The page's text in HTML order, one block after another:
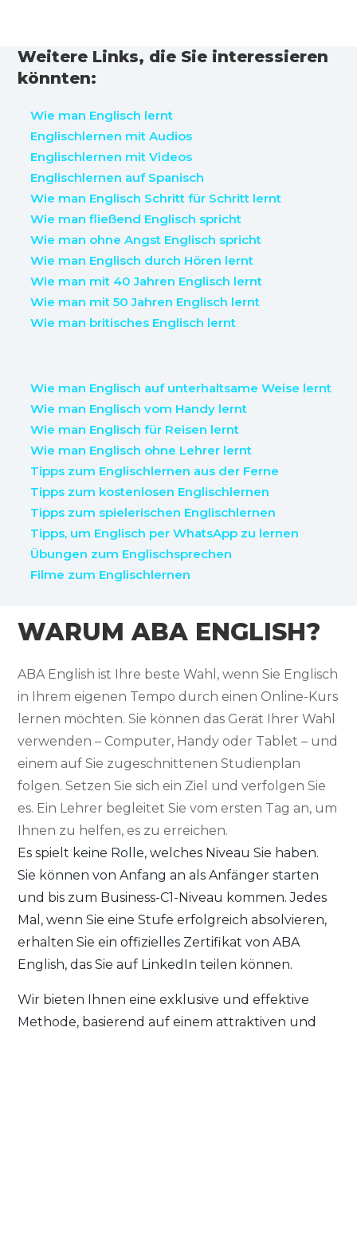
Weitere Links, die Sie interessieren
könnten:
Wie man Englisch lernt
Englischlernen mit Audios
Englischlernen mit Videos
Englischlernen auf Spanisch
Wie man Englisch Schritt für Schritt lernt
Wie man fließend Englisch spricht
Wie man ohne Angst Englisch spricht
Wie man Englisch durch Hören lernt
Wie man mit 40 Jahren Englisch lernt
Wie man mit 50 Jahren Englisch lernt
Wie man britisches Englisch lernt
Wie man Englisch auf unterhaltsame Weise lernt
Wie man Englisch vom Handy lernt
Wie man Englisch für Reisen lernt
Wie man Englisch ohne Lehrer lernt
Tipps zum Englischlernen aus der Ferne
Tipps zum kostenlosen Englischlernen
Tipps zum spielerischen Englischlernen
Tipps, um Englisch per WhatsApp zu lernen
Übungen zum Englischsprechen
Filme zum Englischlernen
WARUM ABA ENGLISH?
ABA English ist Ihre beste Wahl, wenn Sie Englisch
in Ihrem eigenen Tempo durch einen Online-Kurs
lernen möchten. Sie können das Gerät Ihrer Wahl
verwenden – Computer, Handy oder Tablet – und
einem auf Sie zugeschnittenen Studienplan
folgen. Setzen Sie sich ein Ziel und verfolgen Sie
es. Ein Lehrer begleitet Sie vom ersten Tag an, um
Ihnen zu helfen, es zu erreichen.
Es spielt keine Rolle, welches Niveau Sie haben.
Sie können von Anfang an als Anfänger starten
und bis zum Business-C1-Niveau kommen. Jedes
Mal, wenn Sie eine Stufe erfolgreich absolvieren,
erhalten Sie ein offizielles Zertifikat von ABA
English, das Sie auf LinkedIn teilen können.
Wir bieten Ihnen eine exklusive und effektive
Methode, basierend auf einem attraktiven und